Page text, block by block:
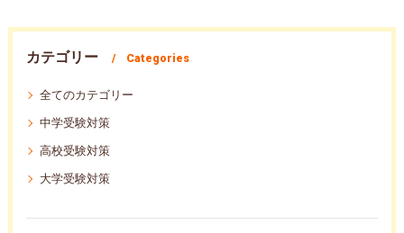
カテゴリー Categories
全てのカテゴリー
中学受験対策
高校受験対策
大学受験対策